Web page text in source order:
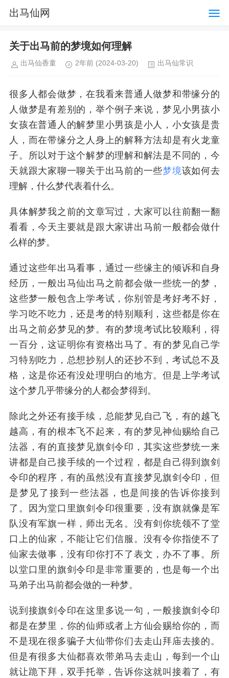
出马仙网
关于出马前的梦境如何理解
出马仙香童 2年前 (2024-03-20) 出马仙常识
很多人都会做梦，在我看来普通人做梦和带缘分的
人做梦是有差别的，举个例子来说，梦见小男孩小
女孩在普通人的解梦里小男孩是小人，小女孩是贵
人，而在带缘分之人身上的解释方法却是有火龙童
子。所以对于这个解梦的理解和解法是不同的，今
天就跟大家聊一聊关于出马前的一些梦境该如何去
理解，什么梦代表着什么。
具体解梦我之前的文章写过，大家可以往前翻一翻
看看，今天主要就是跟大家讲出马前一般都会做什
么样的梦。
通过这些年出马看事，通过一些缘主的倾诉和自身
经历，一般出马仙出马之前都会做一些统一的梦，
这些梦一般包含上学考试，你别管是考好考不好，
学习吃不吃力，还是考的特别顺利，这些都是你在
出马之前必梦见的梦。有的梦境考试比较顺利，得
一百分，这证明你有资格出马了。有的梦见自己学
习特别吃力，总想抄别人的还抄不到，考试总不及
格，这是你还有没处理明白的地方。但是上学考试
这个梦几乎带缘分的人都会梦得到。
除此之外还有接手续，总能梦见自己飞，有的越飞
越高，有的根本飞不起来，有的梦见神仙赐给自己
法器，有的直接梦见旗剑令印，其实这些梦统一来
讲都是自己接手续的一个过程，都是自己得到旗剑
令印的程序，有的虽然没有直接梦见旗剑令印，但
是梦见了接到一些法器，也是间接的告诉你接到
了。因为堂口里旗剑令印很重要，没有旗就像是军
队没有军旗一样，师出无名。没有剑你统领不了堂
口上的仙家，不能让它们信服。没有令你指使不了
仙家去做事，没有印你打不了表文，办不了事。所
以堂口里的旗剑令印是非常重要的，也是每一个出
马弟子出马前都会做的一种梦。
说到接旗剑令印在这里多说一句，一般接旗剑令印
都是在梦里，你的仙师或者上方仙会赐给你的，而
不是现在很多骗子大仙带你们去走山拜庙去接的。
但是有很多大仙都喜欢带弟马去走山，每到一个山
就让跪下拜，双手托举，告诉你这就叫接着了，有